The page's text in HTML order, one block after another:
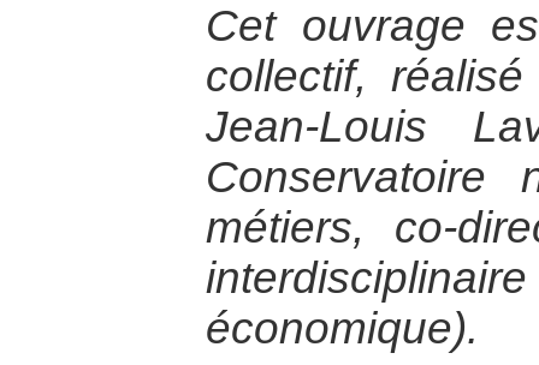
Cet ouvrage
collectif,
Jean-Louis
métiers, co-
économique).